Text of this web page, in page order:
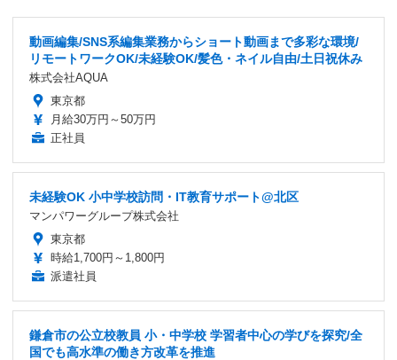
動画編集/SNS系編集業務からショート動画まで多彩な環境/
リモートワークOK/未経験OK/髪色・ネイル自由/土日祝休み
株式会社AQUA
東京都
月給30万円～50万円
正社員
未経験OK 小中学校訪問・IT教育サポート@北区
マンパワーグループ株式会社
東京都
時給1,700円～1,800円
派遣社員
鎌倉市の公立校教員 小・中学校 学習者中心の学びを探究/全
国でも高水準の働き方改革を推進